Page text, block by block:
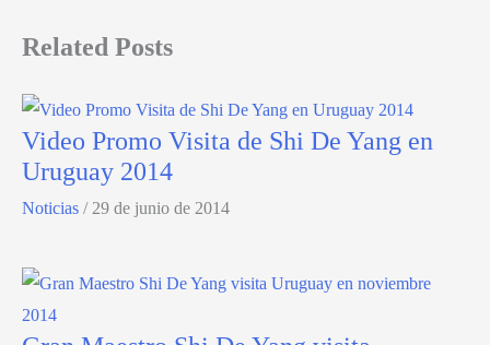
Related Posts
Video Promo Visita de Shi De Yang en
Uruguay 2014
Noticias / 29 de junio de 2014